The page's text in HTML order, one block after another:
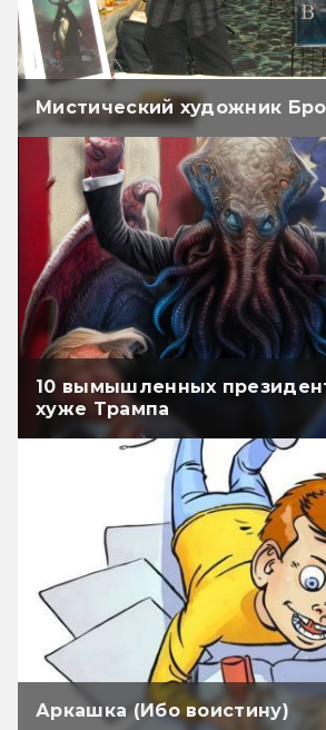
Мистический художник
10 вымышленных
хуже Трампа
Аркашка (Ибо воистину)